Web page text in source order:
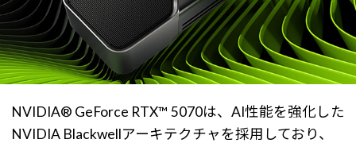
NVIDIA® GeForce RTX™ 5070は、AI性能を強化した
NVIDIA Blackwellアーキテクチャを採用しており、